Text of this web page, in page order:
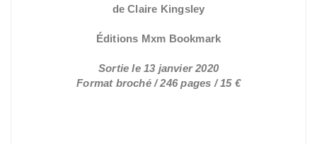
de Claire Kingsley
Sortie le 13 janvier 2020
Format broché / 246 pages / 15 €